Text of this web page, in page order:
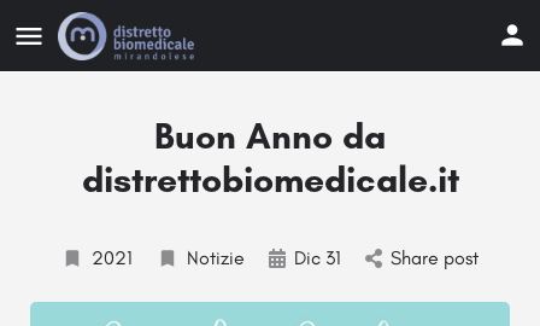
Buon Anno da
distrettobiomedicale.it
2021 Notizie Dic 31 Share post